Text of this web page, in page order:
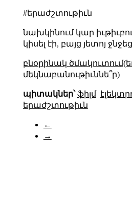
#երաժշտութիւն
նախկինում կար
կիսել էի, բայց յետոյ
բնօրինակ
մեկնաբանութիւննե՞ր)
պիտակներ՝ ֆիլմ
երաժշտութիւն
←
→